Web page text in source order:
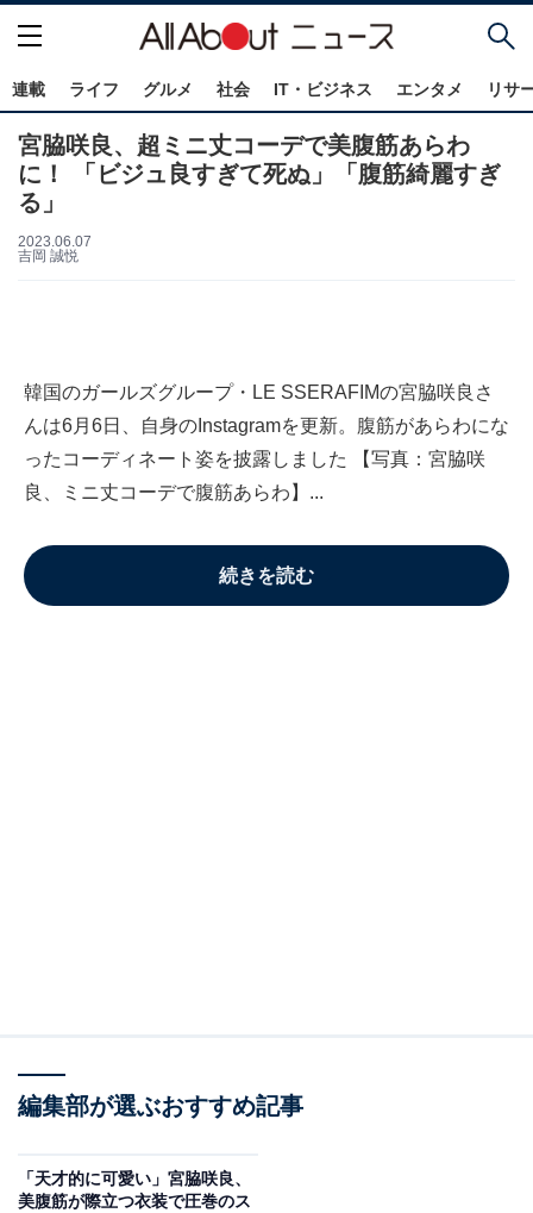
連載 ライフ グルメ 社会 IT・ビジネス エンタメ リサ
宮脇咲良、超ミニ丈コーデで美腹筋あらわ
に！ 「ビジュ良すぎて死ぬ」「腹筋綺麗すぎ
る」
2023.06.07
吉岡 誠悦
韓国のガールズグループ・LE SSERAFIMの宮脇咲良さ
んは6月6日、自身のInstagramを更新。腹筋があらわにな
ったコーディネート姿を披露しました 【写真：宮脇咲
良、ミニ丈コーデで腹筋あらわ】...
続きを読む
編集部が選ぶおすすめ記事
「天才的に可愛い」宮脇咲良、
美腹筋が際立つ衣装で圧巻のス